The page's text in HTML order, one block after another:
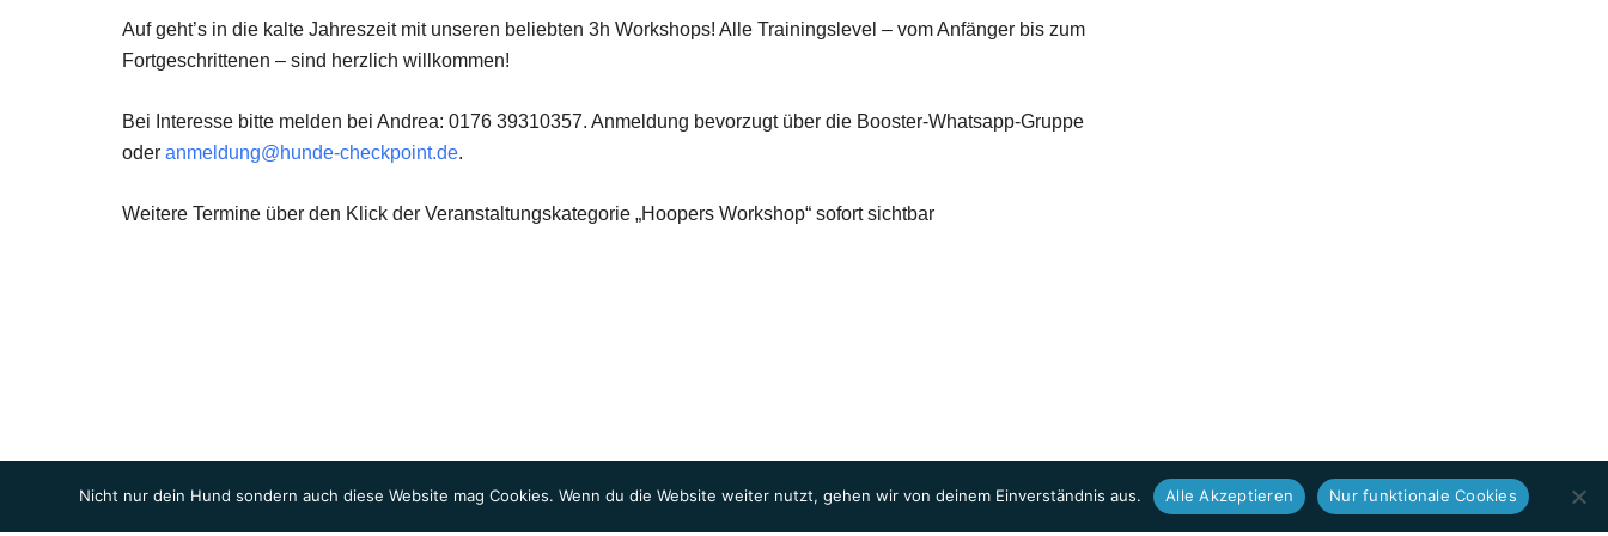
Auf geht’s in die kalte Jahreszeit mit unseren beliebten 3h Workshops! Alle Trainingslevel – vom Anfänger bis zum
Fortgeschrittenen – sind herzlich willkommen!
Bei Interesse bitte melden bei Andrea: 0176 39310357. Anmeldung bevorzugt über die Booster-Whatsapp-Gruppe
oder anmeldung@hunde-checkpoint.de.
Weitere Termine über den Klick der Veranstaltungskategorie „Hoopers Workshop“ sofort sichtbar
Nicht nur dein Hund sondern auch diese Website mag Cookies. Wenn du die Website weiter nutzt, gehen wir von deinem Einverständnis aus. Alle Akzeptieren Nur funktionale Cookies